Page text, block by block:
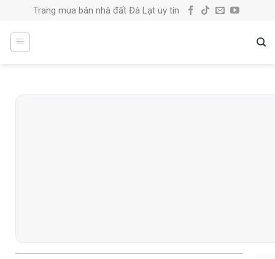
content
Trang mua bán nhà đất Đà Lạt uy tín